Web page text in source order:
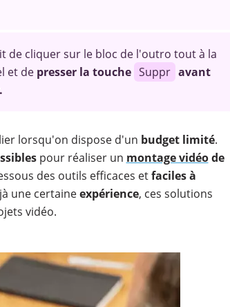
de cliquer sur le bloc de l'outro tout à la
et de presser la touche Suppr avant
lorsqu'on dispose d'un budget limité.
pour réaliser un montage vidéode
des outils efficaces etfaciles à
une certaineexpérience, ces solutions
vidéo.